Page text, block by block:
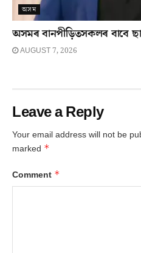
অসম
অসমৰ বানপীড়িতসকলৰ বাবে
AUGUST 7, 2026
Leave a Reply
Your email address will not be
marked *
Comment *